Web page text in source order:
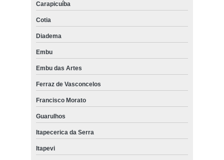
Carapicuíba
Cotia
Diadema
Embu
Embu das Artes
Ferraz de Vasconcelos
Francisco Morato
Guarulhos
Itapecerica da Serra
Itapevi